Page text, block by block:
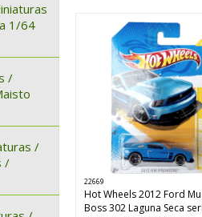
1/64
/
/
/
22669
Hot Wheels 2012 Ford
Boss 302 Laguna Seca